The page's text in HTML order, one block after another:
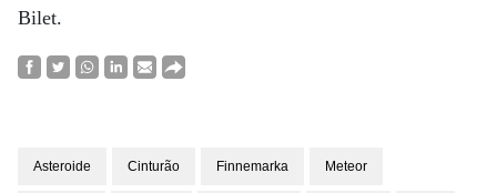
Bilet.
Asteroide Cinturão Finnemarka Meteor